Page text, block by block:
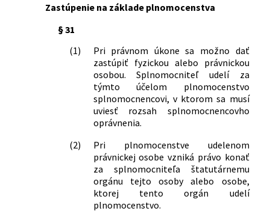
Zastúpenie na základe plnomocenstva
§ 31
(1)
Pri právnom úkone sa možno dať
zastúpiť fyzickou alebo právnickou
osobou. Splnomocniteľ udelí za
týmto účelom plnomocenstvo
splnomocnencovi, v ktorom sa musí
uviesť rozsah splnomocnencovho
oprávnenia.
(2)
Pri plnomocenstve udelenom
právnickej osobe vzniká právo konať
za splnomocniteľa štatutárnemu
orgánu tejto osoby alebo osobe,
ktorej tento orgán udelí
plnomocenstvo.